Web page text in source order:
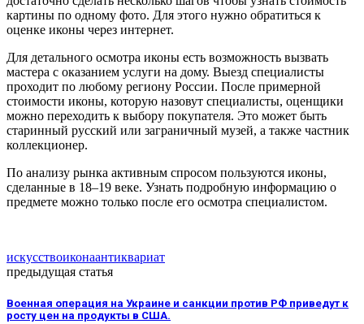
картины по одному фото. Для этого нужно обратиться к
оценке иконы через интернет.
Для детального осмотра иконы есть возможность вызвать
мастера с оказанием услуги на дому. Выезд специалисты
проходит по любому региону России. После примерной
стоимости иконы, которую назовут специалисты, оценщики
можно переходить к выбору покупателя. Это может быть
старинный русский или заграничный музей, а также частник
коллекционер.
По анализу рынка активным спросом пользуются иконы,
сделанные в 18–19 веке. Узнать подробную информацию о
предмете можно только после его осмотра специалистом.
искусствоиконаантиквариат
предыдущая статья
Военная операция на Украине и санкции против РФ приведут к
росту цен на продукты в США.